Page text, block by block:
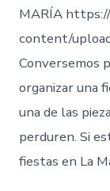
MARÍA
content/
Conversemos
organizar una
una de las
perduren. Si
fiestas en La